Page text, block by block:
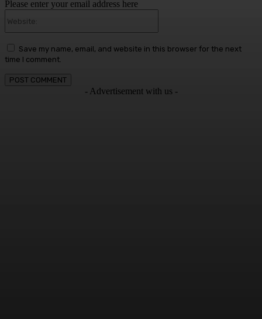
Please enter your email address here
Save my name, email, and website in this browser for the next
time I comment.
- Advertisement with us -